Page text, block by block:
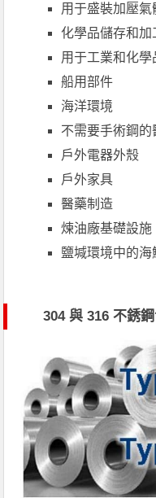
用于盛裝加壓
化學品儲存和加
用于工業和化學
船用部件
海洋環境
不需要手術鋼
戶外電器外殼
戶外家具
醫藥制造
煉油廠基礎設施
鹽堿環境中的
304 與 316 不銹鋼